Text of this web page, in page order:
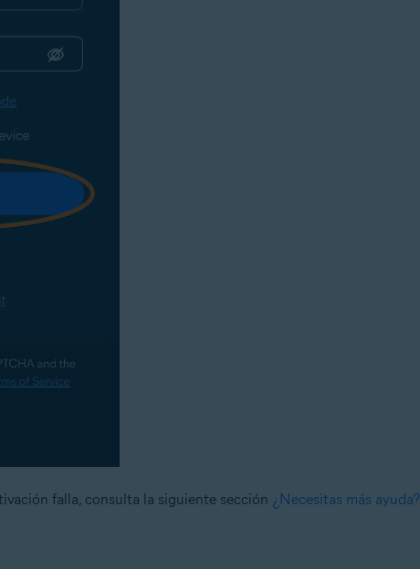
falla, consulta la siguiente sección ¿Necesitas más ayuda?